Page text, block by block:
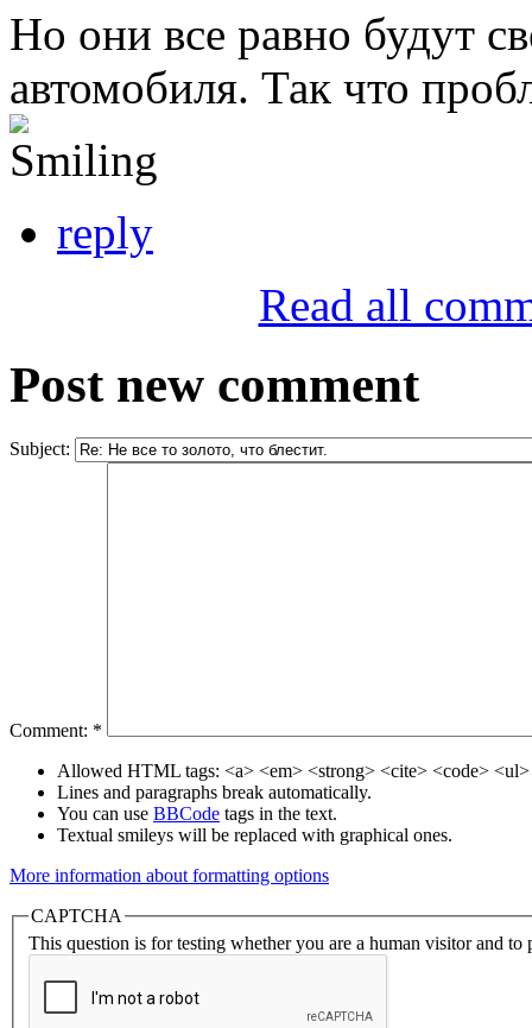
Но они все равно будут
автомобиля. Так что
reply
Read all
Post new comment
Subject:
Comment: *
Allowed HTML tags: <a> <em> <strong> <cite> <code>
Lines and paragraphs break automatically.
You can use BBCode tags in the text.
Textual smileys will be replaced with graphical ones.
More information about formatting options
CAPTCHA
This question is for testing whether you are a human visitor and to